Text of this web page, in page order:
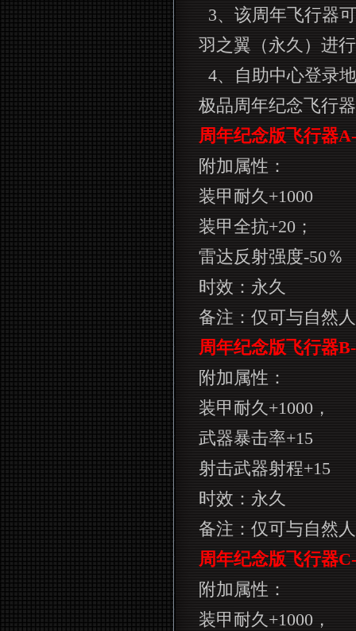
3、该周年飞行器
羽之翼（永久）进
4、自助中心登录
极品周年纪念飞行
周年纪念版飞行器A-
附加属性：
装甲耐久+1000
装甲全抗+20；
雷达反射强度-50％
时效：永久
备注：仅可与自然
周年纪念版飞行器B-
附加属性：
装甲耐久+1000，
武器暴击率+15
射击武器射程+15
时效：永久
备注：仅可与自然
周年纪念版飞行器C-
附加属性：
装甲耐久+1000，